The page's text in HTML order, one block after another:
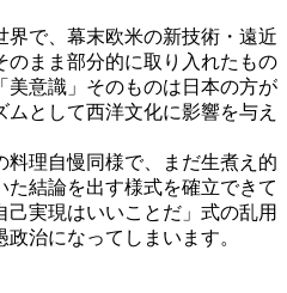
界で、幕末欧米の新技術・遠近
のまま部分的に取り入れたもの
美意識」そのものは日本の方が
として西洋文化に影響を与え
理自慢同様で、まだ生煮え的
結論を出す様式を確立できて
実現はいいことだ」式の乱用
治になってしまいます。